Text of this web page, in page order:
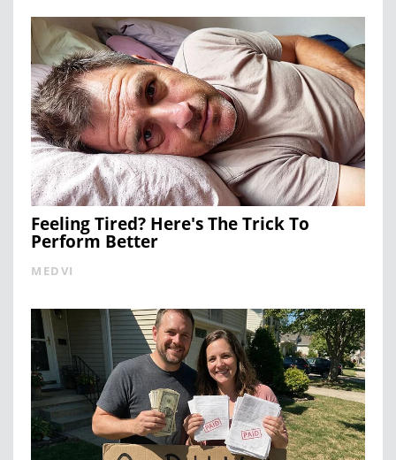
Feeling Tired? Here's The Trick To
Perform Better
MEDVI